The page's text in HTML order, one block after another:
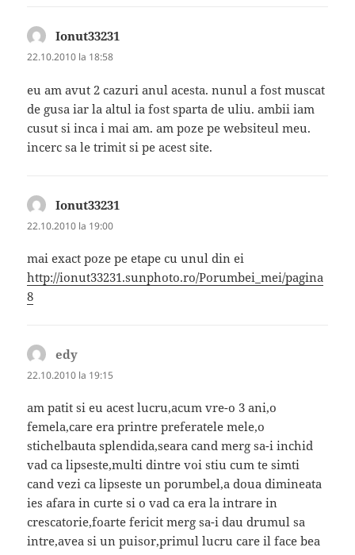
Ionut33231
22.10.2010 la 18:58
eu am avut 2 cazuri anul acesta. nunul a fost muscat
de gusa iar la altul ia fost sparta de uliu. ambii iam
cusut si inca i mai am. am poze pe websiteul meu.
incerc sa le trimit si pe acest site.
Ionut33231
22.10.2010 la 19:00
mai exact poze pe etape cu unul din ei
http://ionut33231.sunphoto.ro/Porumbei_mei/pagina
8
edy
22.10.2010 la 19:15
am patit si eu acest lucru,acum vre-o 3 ani,o
femela,care era printre preferatele mele,o
stichelbauta splendida,seara cand merg sa-i inchid
vad ca lipseste,multi dintre voi stiu cum te simti
cand vezi ca lipseste un porumbel,a doua dimineata
ies afara in curte si o vad ca era la intrare in
crescatorie,foarte fericit merg sa-i dau drumul sa
intre,avea si un puisor,primul lucru care il face bea